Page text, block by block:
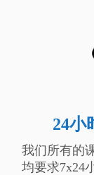
24小
我们所有的
均要求7x24